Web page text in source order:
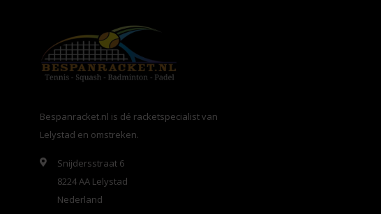
Bespanracket.nl is dé racketspecialist van
Lelystad en omstreken.
Snijdersstraat 6
8224 AA Lelystad
Nederland